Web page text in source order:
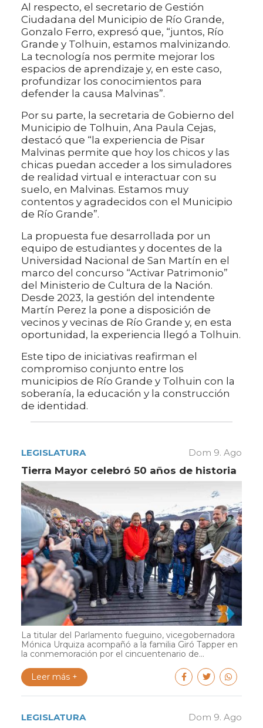
Al respecto, el secretario de Gestión
Ciudadana del Municipio de Río Grande,
Gonzalo Ferro, expresó que, “juntos, Río
Grande y Tolhuin, estamos malvinizando.
La tecnología nos permite mejorar los
espacios de aprendizaje y, en este caso,
profundizar los conocimientos para
defender la causa Malvinas”.
Por su parte, la secretaria de Gobierno del
Municipio de Tolhuin, Ana Paula Cejas,
destacó que “la experiencia de Pisar
Malvinas permite que hoy los chicos y las
chicas puedan acceder a los simuladores
de realidad virtual e interactuar con su
suelo, en Malvinas. Estamos muy
contentos y agradecidos con el Municipio
de Río Grande”.
La propuesta fue desarrollada por un
equipo de estudiantes y docentes de la
Universidad Nacional de San Martín en el
marco del concurso “Activar Patrimonio”
del Ministerio de Cultura de la Nación.
Desde 2023, la gestión del intendente
Martín Perez la pone a disposición de
vecinos y vecinas de Río Grande y, en esta
oportunidad, la experiencia llegó a Tolhuin.
Este tipo de iniciativas reafirman el
compromiso conjunto entre los
municipios de Río Grande y Tolhuin con la
soberanía, la educación y la construcción
de identidad.
LEGISLATURA Dom 9. Ago
Tierra Mayor celebró 50 años de historia
La titular del Parlamento fueguino, vicegobernadora
Mónica Urquiza acompañó a la familia Giró Tapper en
la conmemoración por el cincuentenario de...
Leer más +
LEGISLATURA Dom 9. Ago